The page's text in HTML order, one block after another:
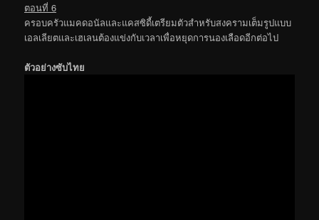
ตอนที่ 6
ครอบครัวแมคดอนัลและแคสซิดี้เตรียมตัวสำหรับสงครามเต็มรูปแบบ
เอลเลียตและเฮเลนต้องแข่งกับเวลาเพื่อหยุดการนองเลือดอีกต่อไป
ตัวอย่างซับไทย